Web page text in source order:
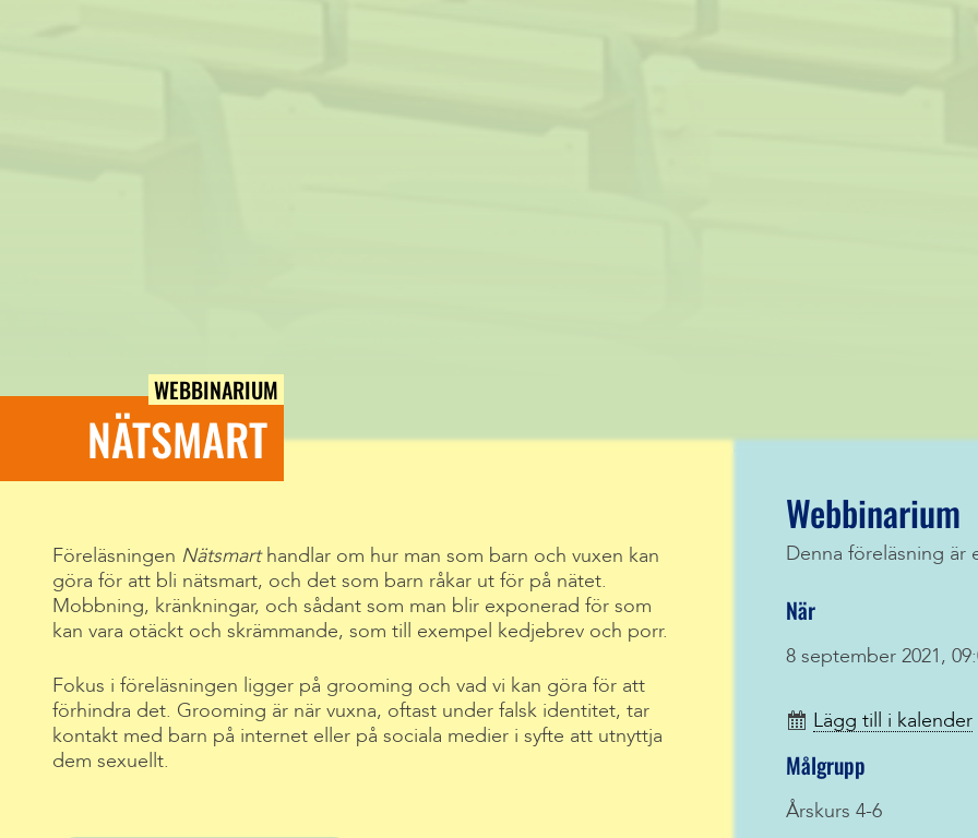
WEBBINARIUM
NÄTSMART
Föreläsningen Nätsmarthandlar om hur man som barn och vuxen kan
göra för att bli nätsmart, och det som barn råkar ut för på nätet.
Mobbning, kränkningar, och sådant som man blir exponerad för som
kan vara otäckt och skrämmande, som till exempel kedjebrev och porr.
Fokus i föreläsningen ligger på grooming och vad vi kan göra för att
förhindra det. Grooming är när vuxna, oftast under falsk identitet, tar
kontakt med barn på internet eller på sociala medier i syfte att utnyttja
dem sexuellt.
Webbinarium
Denna föreläsning är
När
8 september 2021,
Lägg till i kalender
Målgrupp
Årskurs 4-6